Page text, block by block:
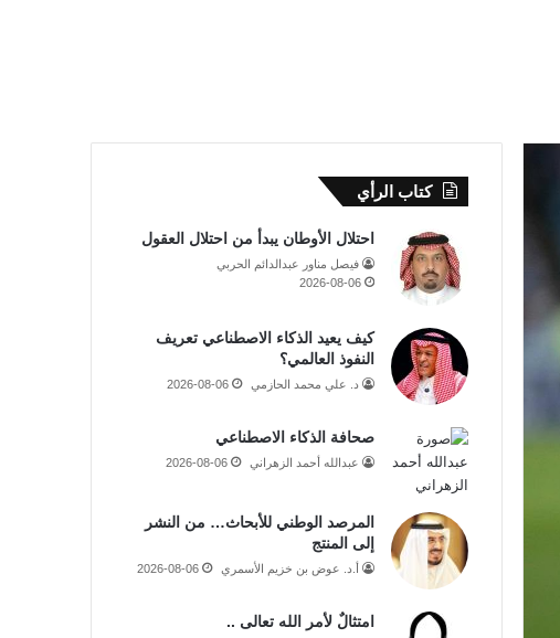
كتاب الرأي
احتلال الأوطان يبدأ من احتلال العقول
فيصل مناور عبدالدائم الحربي
2026-08-06
كيف يعيد الذكاء الاصطناعي تعريف
النفوذ العالمي؟
د. علي محمد الحازمي 2026-08-06
صحافة الذكاء الاصطناعي
عبدالله أحمد الزهراني 2026-08-06
المرصد الوطني للأبحاث… من النشر
إلى المنتج
أ.د. عوض بن خزيم الأسمري 2026-08-06
امتثالٌ لأمر الله تعالى ..